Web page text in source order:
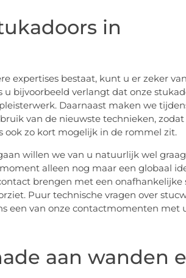
in
expertises bestaat, kunt u er zeker
bijvoorbeeld verlangt dat onze
Daarnaast maken we
van de nieuwste technieken, zodat
ook zo kort mogelijk in de rommel zit.
willen we van u natuurlijk wel
alleen nog maar een globaal
brengen met een onafhankelijke
Puur technische vragen over
een van onze contactmomenten met
aan wanden